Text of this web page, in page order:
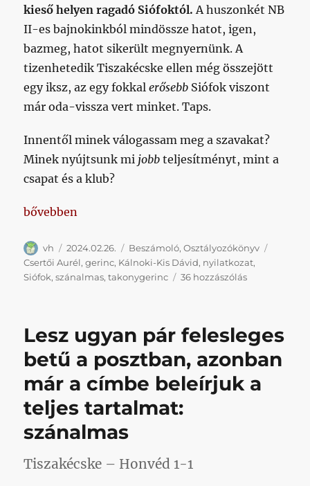
kieső helyen ragadó Siófoktól. A huszonkét NB
II-es bajnokinkból mindössze hatot, igen,
bazmeg, hatot sikerült megnyernünk. A
tizenhetedik Tiszakécske ellen még összejött
egy iksz, az egy fokkalerősebb Siófok viszont
már oda-vissza vert minket. Taps.
Innentől minek válogassam meg a szavakat?
Minek nyújtsunk mi jobbteljesítményt, mint a
csapat és a klub?
„Büszke és bátor labdarúgóink fapofával
bővebben
Szerző
vh Közzétéve
2024.02.26. Kategória
Beszámoló,Osztályozókönyv
Csertői Aurél,gerinc, Kálnoki-Kis Dávid, nyilatkozat,
Siófok,szánalmas,takonygerinc 36 hozzászólásBüszke
fapofával
sunnyogtak
be
az
öltözőbe
Lesz ugyan pár felesleges
betű a posztban, azonban
már a címbe beleírjuk a
teljes tartalmat:
szánalmas
Tiszakécske – Honvéd 1-1